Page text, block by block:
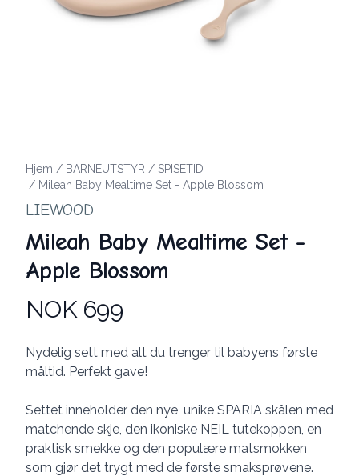
Hjem / BARNEUTSTYR / SPISETID
/ Mileah Baby Mealtime Set - Apple Blossom
LIEWOOD
Mileah Baby Mealtime Set -
Apple Blossom
Produktdetaljer
NOK 699
Description
Nydelig sett med alt du trenger til babyens første
måltid. Perfekt gave!
Settet inneholder den nye, unike SPARIA skålen med
matchende skje, den ikoniske NEIL tutekoppen, en
praktisk smekke og den populære matsmokken
som gjør det trygt med de første smaksprøvene.